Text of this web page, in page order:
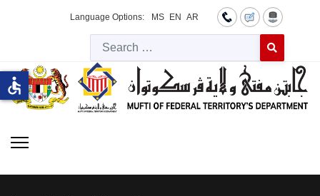
Language Options: MS EN AR
Type 2 or
accessible